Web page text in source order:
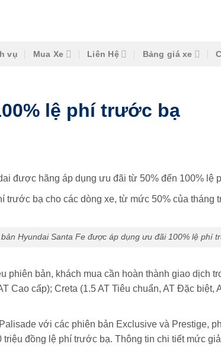
vụ Mua Xe Liên Hệ Bảng giá xe
lệ phí trước bạ
được hãng áp dụng ưu đãi từ 50% đến 100% lệ
bạ cho các dòng xe, từ mức 50% của tháng
Hyundai Santa Fe được áp dụng ưu đãi 100% lệ phí
bản, khách mua cần hoàn thành giao dịch
Cao cấp); Creta (1.5 AT Tiêu chuẩn, AT Đặc
với các phiên bản Exclusive và Prestige,
đồng lệ phí trước bạ. Thông tin chi tiết mức